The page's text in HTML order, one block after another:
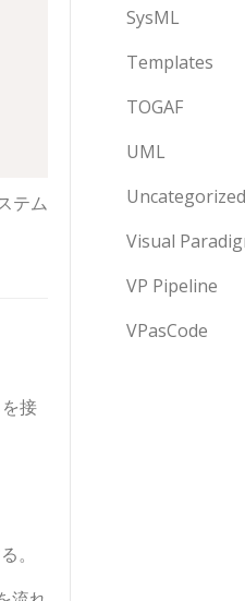
テム
接
。
SysML
Templates
TOGAF
UML
Uncategorized
Visual
VP Pipeline
VPasCode